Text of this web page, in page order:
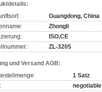
Guangdong, China
Zhongli
ISO,CE
ZL-3205
und Versand AGB:
1 Satz
negotiable